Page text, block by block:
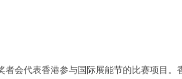
会代表香港参与国际展能节的比赛项目。